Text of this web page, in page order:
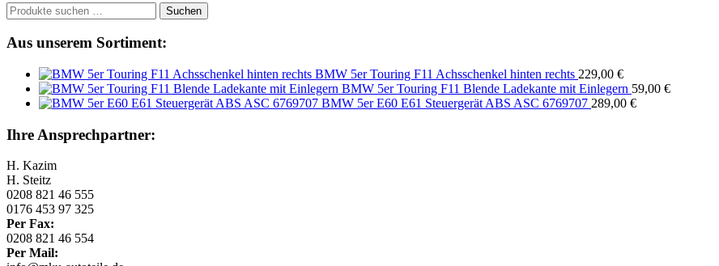
Suchen
nach:
Suchen
Aus unserem Sortiment:
BMW 5er Touring F11 Achsschenkel hinten rechts 229,00 €
BMW 5er Touring F11 Blende Ladekante mit Einlegern 59,00 €
BMW 5er E60 E61 Steuergerät ABS ASC 6769707 289,00 €
Ihre Ansprechpartner:
H. Kazim
H. Steitz
0208 821 46 555
0176 453 97 325
Per Fax:
0208 821 46 554
Per Mail: